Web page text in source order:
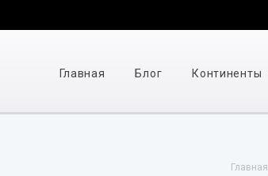
Главная Блог Континенты
Главная